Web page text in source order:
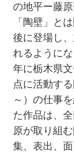
の地平ー藤
「陶壁」と
後に登場し
れるように
年に栃木県
点に活動す
～）の仕事
た作品は、
原が取り組
集、表出、